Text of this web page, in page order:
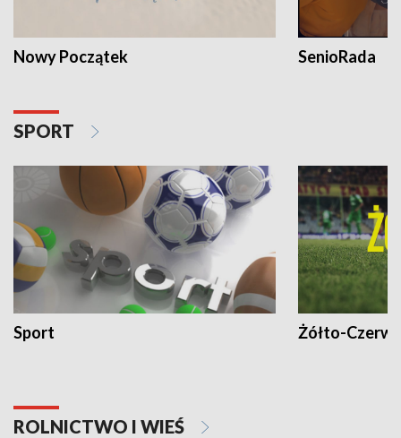
Nowy Początek SenioRada
SPORT
Sport Żółto-
ROLNICTWO I WIEŚ